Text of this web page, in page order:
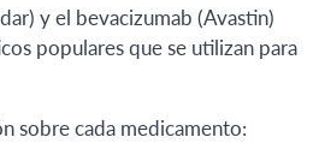
y el bevacizumab (Avastin)
populares que se utilizan para
sobre cada medicamento: